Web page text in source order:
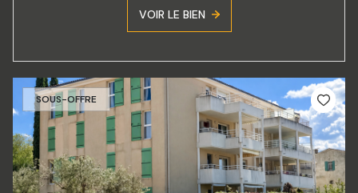
VOIR LE BIEN
SOUS-OFFRE